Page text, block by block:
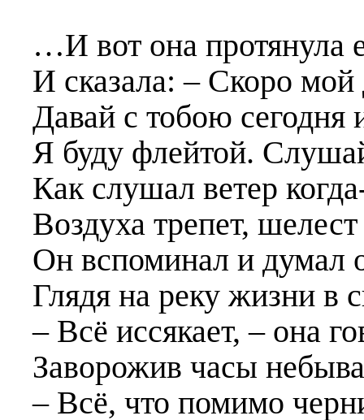
…И вот она протянула
И сказала:– Скоро мой
Давай с тобою сегодня
Я буду флейтой.
Как слушал ветер
Воздуха трепет,
Он вспоминал и думал
Глядя на реку жизни в
– Всё иссякает, – она
Заворожив часы
– Всё, что помимо